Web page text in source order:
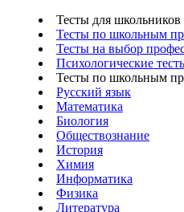
Тесты для школьников
Тесты по школьным
Тесты на выбор
Психологические
Тесты по школьным
Русский язык
Математика
Биология
Обществознание
История
Химия
Информатика
Физика
Литература